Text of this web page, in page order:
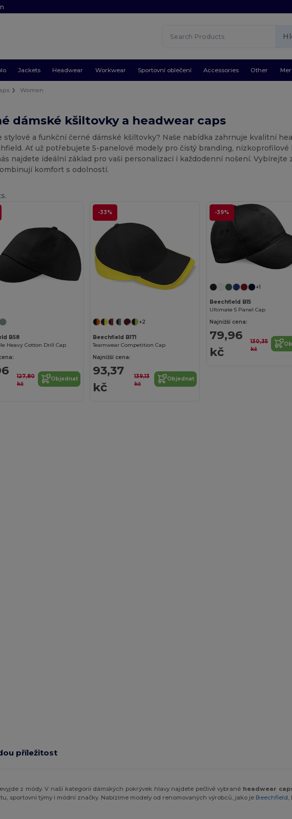
Jackets Headwear Workwear Sportovní oblečení Accessories Other
Women
dámské kšiltovky a headwear caps
stylové a funkční černé dámské kšiltovky? Naše nabídka zahrnuje kvalitní
Ať už potřebujete 5-panelové modely pro čistý branding,
najdete ideální základ pro vaši personalizaci i každodenní nošení.
komfort s odolností.
B58
Heavy Cotton Drill Cap
127,80
kč
Objednat
-33%
+2
Beechfield B171
Teamwear Competition Cap
Najnižší cena:
93,37
kč
139,13
kč
Objednat
-39%
+1
Beechfield B15
Ultimate 5 Panel Cap
Najnižší cena:
79,96
kč
130,35
kč
příležitost
z módy. V naší kategorii dámských pokrývek hlavy najdete pečlivě vybrané headwear
sportovní týmy i módní značky. Nabízíme modely od renomovaných výrobců, jako je Beechfield